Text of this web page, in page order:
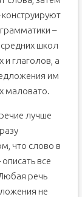
–
школ
и глаголов, а
им
маловато.
лучше
что слово в
все
речь
не